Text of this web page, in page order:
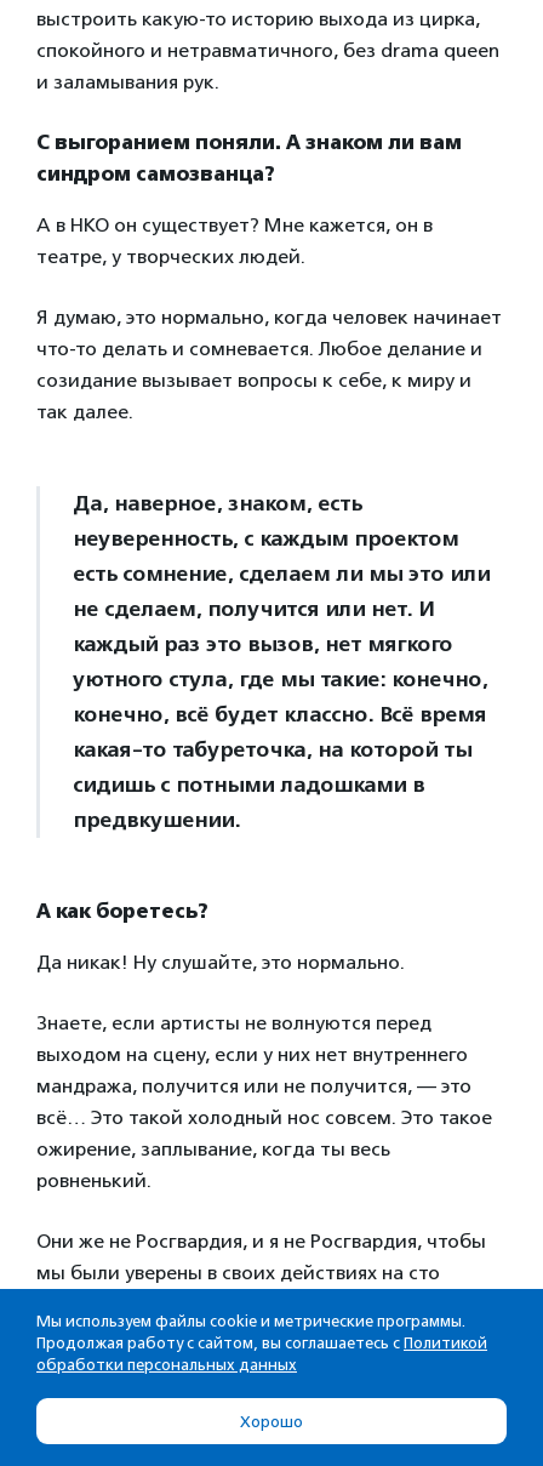
выстроить какую-то историю выхода из цирка,
спокойного и нетравматичного, без drama queen
и заламывания рук.
С выгоранием поняли. А знаком ли вам
синдром самозванца?
А в НКО он существует? Мне кажется, он в
театре, у творческих людей.
Я думаю, это нормально, когда человек начинает
что-то делать и сомневается. Любое делание и
созидание вызывает вопросы к себе, к миру и
так далее.
Да, наверное, знаком, есть
неуверенность, с каждым проектом
есть сомнение, сделаем ли мы это или
не сделаем, получится или нет. И
каждый раз это вызов, нет мягкого
уютного стула, где мы такие: конечно,
конечно, всё будет классно. Всё время
какая-то табуреточка, на которой ты
сидишь с потными ладошками в
предвкушении.
А как боретесь?
Да никак! Ну слушайте, это нормально.
Знаете, если артисты не волнуются перед
выходом на сцену, если у них нет внутреннего
мандража, получится или не получится, — это
всё… Это такой холодный нос совсем. Это такое
ожирение, заплывание, когда ты весь
ровненький.
Они же не Росгвардия, и я не Росгвардия, чтобы
мы были уверены в своих действиях на сто
упрека существуют, у них нет комплексов и
синдромов самозванца, они четко понимают, что
делают, отдают себе отчет во всем. Наша
отрасль, наверное, немножко про другое.
Мы используем файлы cookie и метрические программы.
Продолжая работу с сайтом, вы соглашаетесь с Политикой
обработки персональных данных
Хорошо